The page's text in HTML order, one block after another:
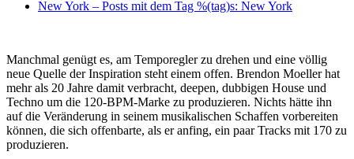
New York – Posts mit dem Tag %(tag)s: New York
Manchmal genügt es, am Temporegler zu drehen und eine völlig
neue Quelle der Inspiration steht einem offen. Brendon Moeller hat
mehr als 20 Jahre damit verbracht, deepen, dubbigen House und
Techno um die 120-BPM-Marke zu produzieren. Nichts hätte ihn
auf die Veränderung in seinem musikalischen Schaffen vorbereiten
können, die sich offenbarte, als er anfing, ein paar Tracks mit 170 zu
produzieren.